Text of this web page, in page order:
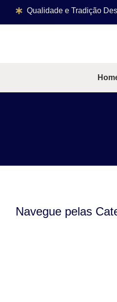
Qualidade e Tradição
Navegue pelas